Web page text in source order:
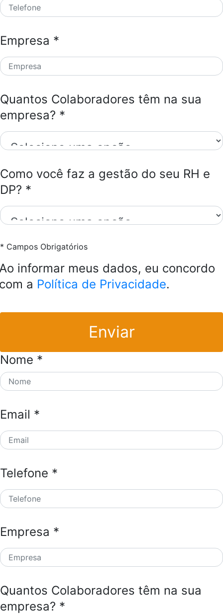
Empresa *
Quantos Colaboradores têm na sua
empresa? *
Como você faz a gestão do seu RH e
DP? *
* Campos Obrigatórios
informar meus dados, eu concordo
a Política de Privacidade.
Enviar
Nome *
Email *
Telefone *
Empresa *
Quantos Colaboradores têm na sua
empresa? *